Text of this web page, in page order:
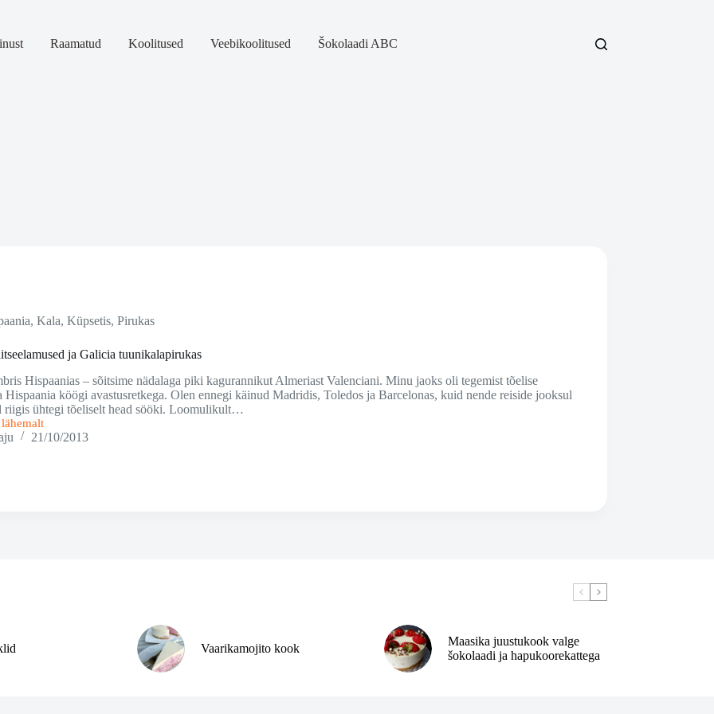
Raamatud Koolitused Veebikoolitused Šokolaadi ABC
,Kala,Küpsetis,Pirukas
ja Galicia tuunikalapirukas
Hispaanias – sõitsime nädalaga piki kagurannikut Almeriast Valenciani. Minu jaoks oli tegemist tõelise
Hispaania köögi avastusretkega. Olen ennegi käinud Madridis, Toledos ja Barcelonas, kuid nende reiside jooksul
riigis ühtegi tõeliselt head sööki. Loomulikult…
21/10/2013
Vaarikamojito kook
Maasika juustukook valge
šokolaadi ja hapukoorekattega